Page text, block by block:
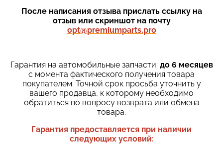
После написания отзыва прислать ссылку на
отзыв или скриншот на почту
opt@premiumparts.pro
Гарантия на автомобильные запчасти: до 6 месяцев
с момента фактического получения товара
покупателем. Точной срок просьба уточнить у
вашего продавца, к которому необходимо
обратиться по вопросу возврата или обмена
товара.
Гарантия предоставляется при наличии
следующих условий: